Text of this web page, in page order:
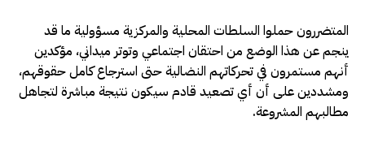
المتضررون حملوا السلطات المحلية والمركزية مسؤولية ما قد
ينجم عن هذا الوضع من احتقان اجتماعي وتوتر ميداني، مؤكدين
أنهم مستمرون في تحركاتهم النضالية حتى استرجاع كامل حقوقهم،
ومشددين على أن أي تصعيد قادم سيكون نتيجة مباشرة لتجاهل
مطالبهم المشروعة.